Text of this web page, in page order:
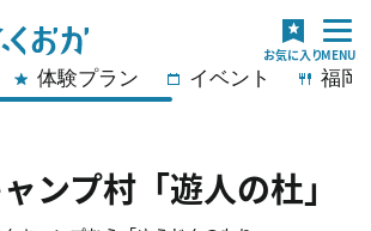
体験プラン イベント 福岡
ンプ村「遊人の杜」